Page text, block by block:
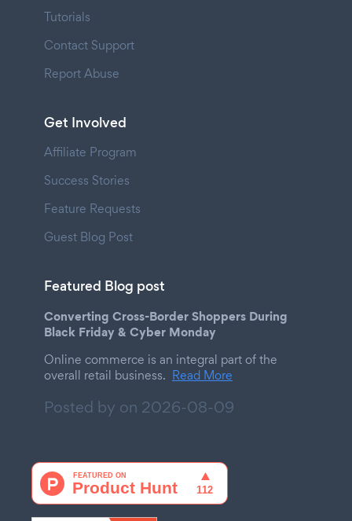
Tutorials
Contact Support
Report Abuse
Get Involved
Affiliate Program
Success Stories
Feature Requests
Guest Blog Post
Featured Blog post
Converting Cross-Border Shoppers During
Black Friday & Cyber Monday
Online commerce is an integral part of the
overall retail business. Read More
Posted by on 2026-08-09